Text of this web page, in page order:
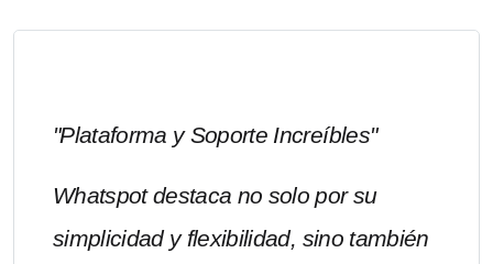
"Plataforma y Soporte Increíbles"
Whatspot destaca no solo por su
simplicidad y flexibilidad, sino también